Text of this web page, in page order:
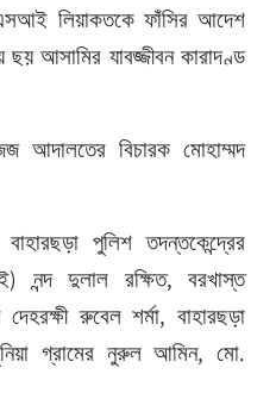
লিয়াকতকে ফাঁসির আদেশ
আসামির যাবজ্জীবন কারাদণ্ড
আদালতের বিচারক মোহাম্মদ
পুলিশ তদন্তকেন্দ্রের
নন্দ দুলাল রক্ষিত, বরখাস্ত
রুবেল শর্মা, বাহারছড়া
গ্রামের নুরুল আমিন, মো.